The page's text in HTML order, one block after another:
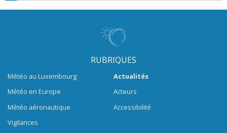
RUBRIQUES
Météo au Luxembourg
Météo en Europe
Météo aéronautique
Vigilances
Actualités
Acteurs
Accessibilité